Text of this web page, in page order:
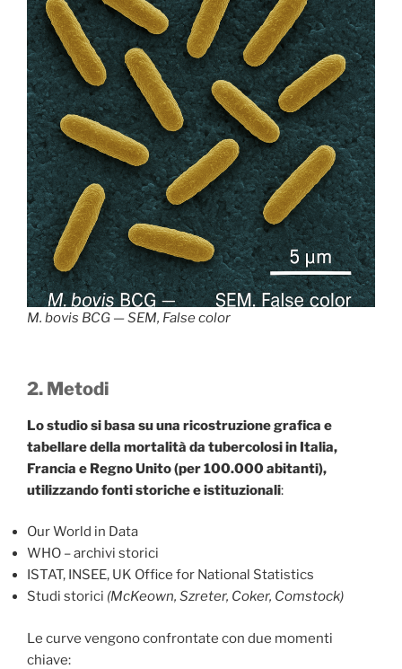
M. bovis BCG — SEM, False color
2. Metodi
Lo studio si basa su una ricostruzione grafica e
tabellare della mortalità da tubercolosi in Italia,
Francia e Regno Unito (per 100.000 abitanti),
utilizzando fonti storiche e istituzionali:
Our World in Data
WHO – archivi storici
ISTAT, INSEE, UK Office for National Statistics
Studi storici (McKeown, Szreter, Coker, Comstock)
Le curve vengono confrontate con due momenti
chiave: